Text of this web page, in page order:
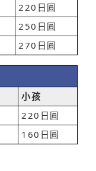
220日圓
250日圓
270日圓
小孩
220日圓
160日圓